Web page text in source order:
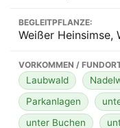
BEGLEITPFLANZE:
Weißer Heinsimse,
VORKOMMEN /
Laubwald
Parkanlagen
unter Buchen